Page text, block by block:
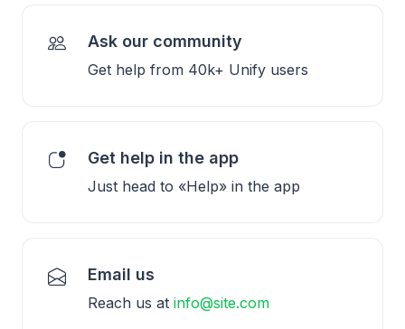
Ask our community
Get help from 40k+ Unify users
Get help in the app
Just head to «Help» in the app
Email us
Reach us at info@site.com